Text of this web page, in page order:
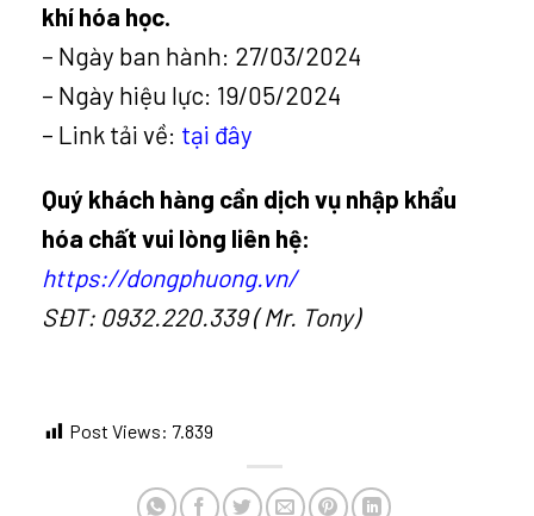
khí hóa học.
– Ngày ban hành: 27/03/2024
– Ngày hiệu lực: 19/05/2024
– Link tải về: tại đây
Quý khách hàng cần dịch vụ nhập khẩu
hóa chất vui lòng liên hệ:
https://dongphuong.vn/
SĐT: 0932.220.339 ( Mr. Tony)
Post Views: 7.839